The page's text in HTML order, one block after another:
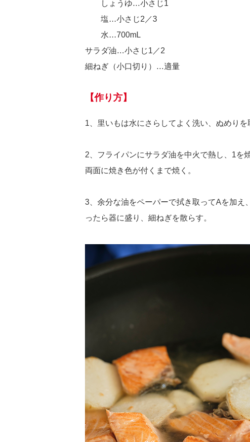
しょうゆ…小さじ1
塩…小さじ2／3
水…700mL
サラダ油…小さじ1／2
細ねぎ（小口切り）…適量
【作り方】
1、里いもは水にさらしてよく洗い、ぬめりを
2、フライパンにサラダ油を中火で熱し、1を
両面に焼き色が付くまで焼く。
3、余分な油をペーパーで拭き取ってAを加え
ったら器に盛り、細ねぎを散らす。